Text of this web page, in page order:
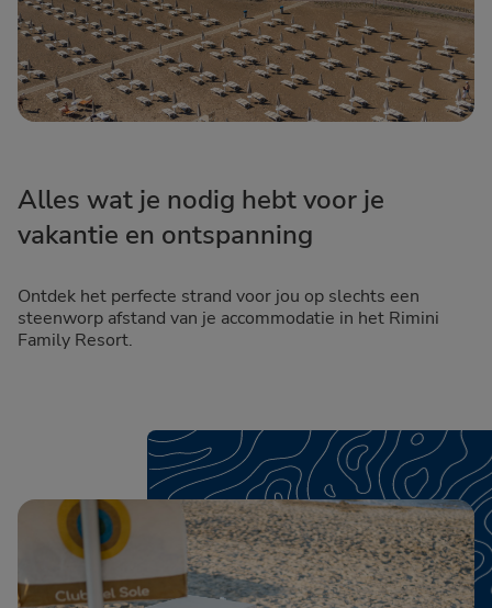
Alles wat je nodig hebt voor je
vakantie en ontspanning
Ontdek het perfecte strand voor jou op slechts een
steenworp afstand van je accommodatie in het Rimini
Family Resort.